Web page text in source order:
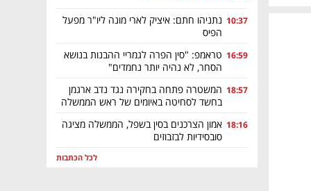
10:37 נתניהו חתם: איציק לארי מונה ליו"ר מפעל
הפיס
16:59 טראמפ: "סין הפרה לגמריי ההבנות בנושא
הסחר, לא נהיה יותר נחמדים"
18:57 המשטרה פתחה בחקירה נגד נדב ארגמן
בחשד לסחיטה באיומים של ראש הממשלה
18:16 אמון הצרכנים בסין בשפל, הממשלה מציגה
סובסידיות לבזבוזים
לכל הכתבות